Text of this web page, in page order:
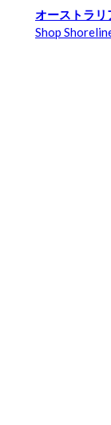
オーストラリ
Shop